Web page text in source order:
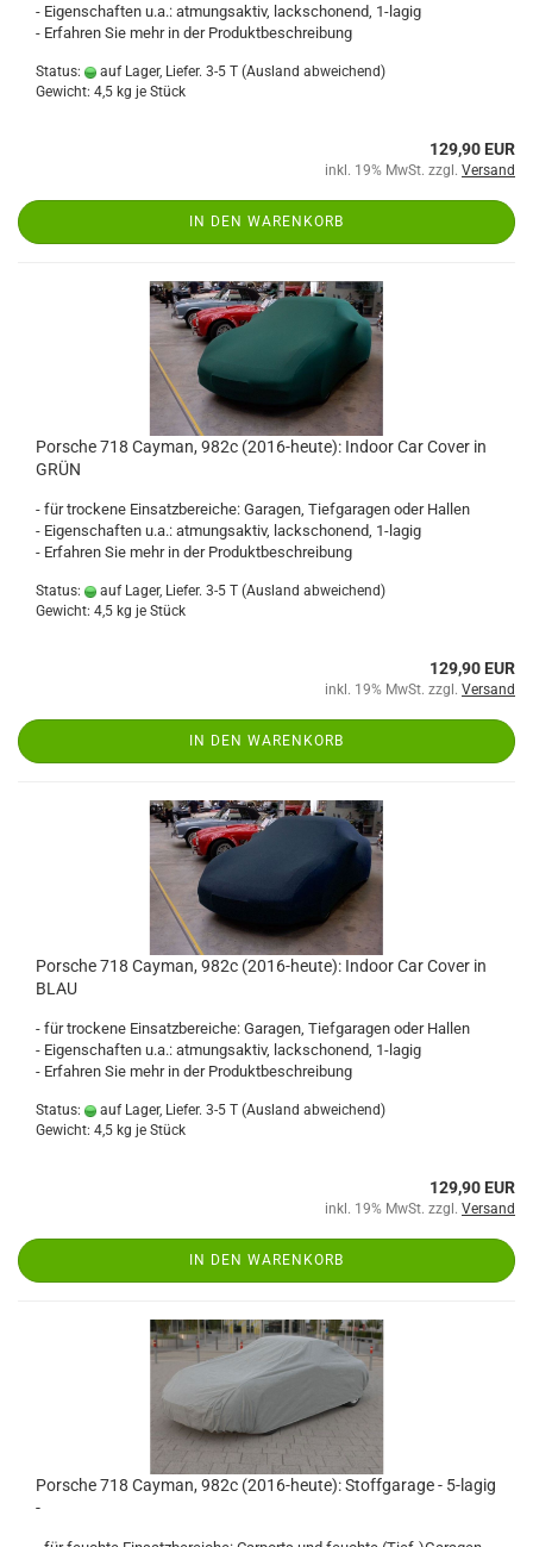
- Eigenschaften u.a.: atmungsaktiv, lackschonend, 1-lagig
- Erfahren Sie mehr in der Produktbeschreibung
Status: auf Lager, Liefer. 3-5 T (Ausland abweichend)
Gewicht: 4,5 kg je Stück
129,90 EUR
inkl. 19% MwSt. zzgl. Versand
IN DEN WARENKORB
Porsche 718 Cayman, 982c (2016-heute): Indoor Car Cover in
GRÜN
- für trockene Einsatzbereiche: Garagen, Tiefgaragen oder Hallen
- Eigenschaften u.a.: atmungsaktiv, lackschonend, 1-lagig
- Erfahren Sie mehr in der Produktbeschreibung
Status: auf Lager, Liefer. 3-5 T (Ausland abweichend)
Gewicht: 4,5 kg je Stück
129,90 EUR
inkl. 19% MwSt. zzgl. Versand
IN DEN WARENKORB
Porsche 718 Cayman, 982c (2016-heute): Indoor Car Cover in
BLAU
- für trockene Einsatzbereiche: Garagen, Tiefgaragen oder Hallen
- Eigenschaften u.a.: atmungsaktiv, lackschonend, 1-lagig
- Erfahren Sie mehr in der Produktbeschreibung
Status: auf Lager, Liefer. 3-5 T (Ausland abweichend)
Gewicht: 4,5 kg je Stück
129,90 EUR
inkl. 19% MwSt. zzgl. Versand
IN DEN WARENKORB
Porsche 718 Cayman, 982c (2016-heute): Stoffgarage - 5-lagig
-